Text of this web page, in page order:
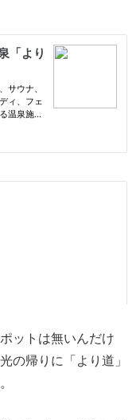
ットは無いんだけ
の帰りに「より道」